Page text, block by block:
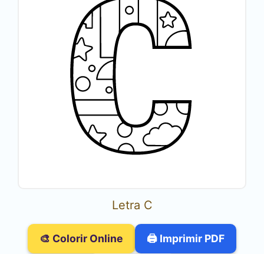
Letra C
🎨 Colorir Online 🖨️ Imprimir PDF